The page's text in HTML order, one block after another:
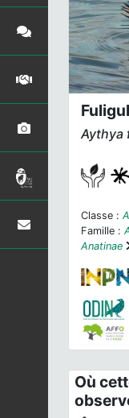
Aythya
Classe :
Famille :
Anatinae
Où